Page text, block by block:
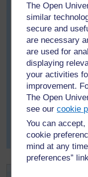
The Open
similar
secure and
are necessary
are used for
displaying
your activities
improvement.
The Open
see ourcookie
You can
cookie
mind at any
preferences”
Mme Polo a
de venir à tour de
résultats dans un
ils sont tous venus
ce que toutes les
ont recopié les
leur partenaire, ils
phrase ce qu’ils
Mme Polo a été
élèves ont tous
mais elle s’est
elle devra
de filles